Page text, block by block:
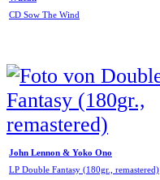
CD Sow The Wind
John Lennon & Yoko Ono
LP Double Fantasy (180gr., remastered)